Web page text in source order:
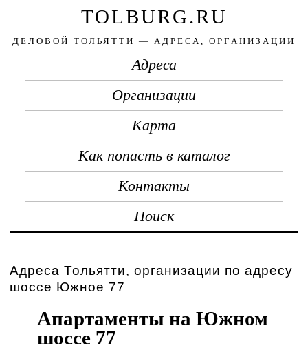
TOLBURG.RU
ДЕЛОВОЙ ТОЛЬЯТТИ — АДРЕСА, ОРГАНИЗАЦИИ
Адреса
Организации
Карта
Как попасть в каталог
Контакты
Поиск
Адреса Тольятти, организации по адресу
шоссе Южное 77
Апартаменты на Южном
шоссе 77